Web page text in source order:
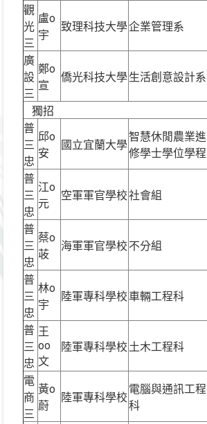
觀
光
三
盧o
宇
致理科技大學企業管理系
廣
設
三
鄭o
宣
僑光科技大學生活創意設計系
獨招
普
三
忠
邱o
安
國立宜蘭大學
智慧休閒農業進
修學士學位學程
普
三
忠
江o
元
空軍軍官學校社會組
普
三
忠
蔡o
荍
海軍軍官學校不分組
普
三
忠
林o
宇
陸軍專科學校車輛工程科
普
三
忠
王
oo
文
陸軍專科學校土木工程科
電
商
三
黃o
蔚
陸軍專科學校
電腦與通訊工程
科